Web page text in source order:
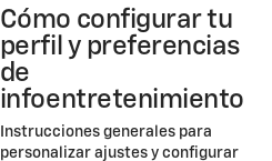
Cómo configurar tu
perfil y preferencias
de
infoentretenimiento
Instrucciones generales para
personalizar ajustes y configurar